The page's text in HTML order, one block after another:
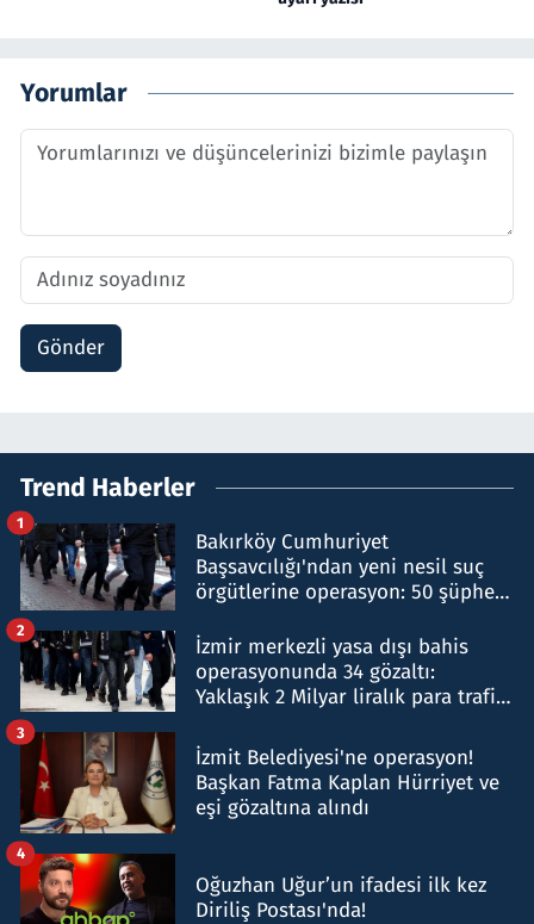
Yorumlar
Gönder
Trend Haberler
Bakırköy Cumhuriyet
Başsavcılığı'ndan yeni nesil suç
örgütlerine operasyon: 50 şüpheli
1
İzmir merkezli yasa dışı bahis
operasyonunda 34 gözaltı:
Yaklaşık 2 Milyar liralık para trafiği
2
İzmit Belediyesi'ne operasyon!
Başkan Fatma Kaplan Hürriyet ve
eşi gözaltına alındı
3
Oğuzhan Uğur’un ifadesi ilk kez
Diriliş Postası'nda!
4